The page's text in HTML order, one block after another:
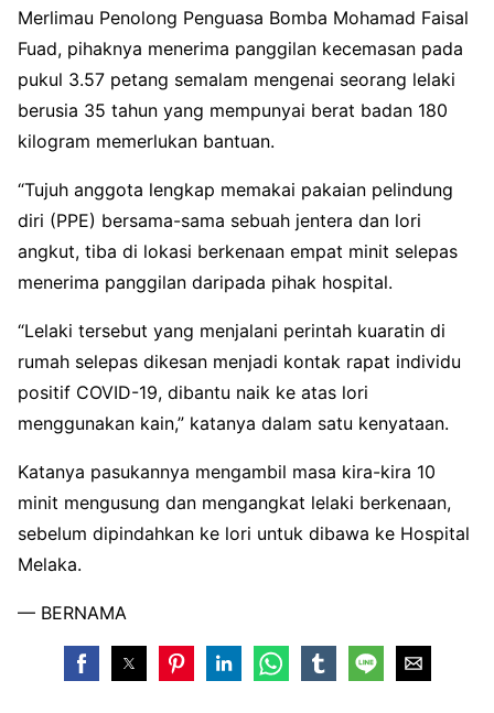
Merlimau Penolong Penguasa Bomba Mohamad Faisal
Fuad, pihaknya menerima panggilan kecemasan pada
pukul 3.57 petang semalam mengenai seorang lelaki
berusia 35 tahun yang mempunyai berat badan 180
kilogram memerlukan bantuan.
“Tujuh anggota lengkap memakai pakaian pelindung
diri (PPE) bersama-sama sebuah jentera dan lori
angkut, tiba di lokasi berkenaan empat minit selepas
menerima panggilan daripada pihak hospital.
“Lelaki tersebut yang menjalani perintah kuaratin di
rumah selepas dikesan menjadi kontak rapat individu
positif COVID-19, dibantu naik ke atas lori
menggunakan kain,” katanya dalam satu kenyataan.
Katanya pasukannya mengambil masa kira-kira 10
minit mengusung dan mengangkat lelaki berkenaan,
sebelum dipindahkan ke lori untuk dibawa ke Hospital
Melaka.
— BERNAMA